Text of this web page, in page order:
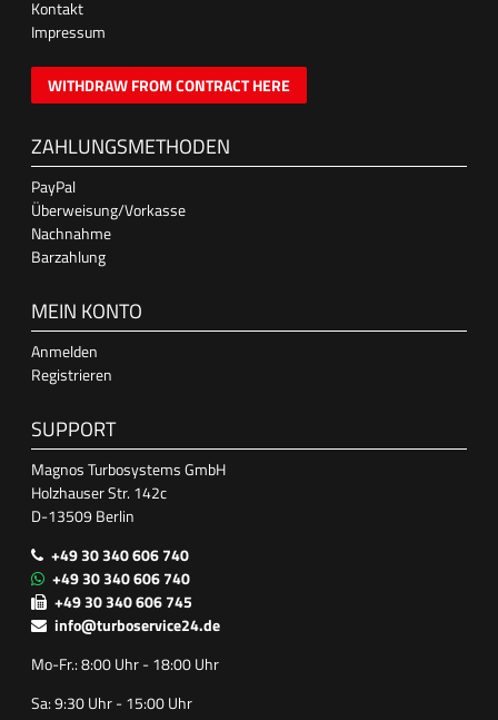
Kontakt
Impressum
WITHDRAW FROM CONTRACT HERE
ZAHLUNGSMETHODEN
PayPal
Überweisung/Vorkasse
Nachnahme
Barzahlung
MEIN KONTO
Anmelden
Registrieren
SUPPORT
Magnos Turbosystems GmbH
Holzhauser Str. 142c
D-13509 Berlin
+49 30 340 606 740
+49 30 340 606 740
+49 30 340 606 745
info@turboservice24.de
Mo-Fr.: 8:00 Uhr - 18:00 Uhr
Sa: 9:30 Uhr - 15:00 Uhr